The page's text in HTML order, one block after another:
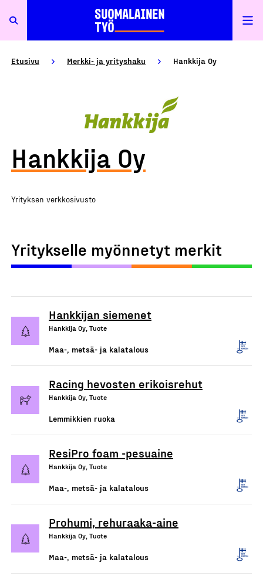
Etusivu Merkki- ja yrityshaku Hankkija Oy
Hankkija Oy
Yrityksen verkkosivusto
Yritykselle myönnetyt merkit
Hankkijan siemenet
Hankkija Oy, Tuote
Maa-, metsä- ja kalatalous
Racing hevosten erikoisrehut
Hankkija Oy, Tuote
Lemmikkien ruoka
ResiPro foam -pesuaine
Hankkija Oy, Tuote
Maa-, metsä- ja kalatalous
Prohumi, rehuraaka-aine
Hankkija Oy, Tuote
Maa-, metsä- ja kalatalous